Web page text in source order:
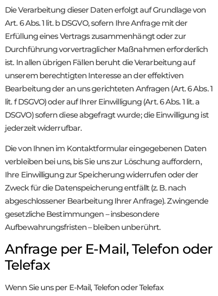
Die Verarbeitung dieser Daten erfolgt auf Grundlage von
Art. 6 Abs. 1 lit. b DSGVO, sofern Ihre Anfrage mit der
Erfüllung eines Vertrags zusammenhängt oder zur
Durchführung vorvertraglicher Maßnahmen erforderlich
ist. In allen übrigen Fällen beruht die Verarbeitung auf
unserem berechtigten Interesse an der effektiven
Bearbeitung der an uns gerichteten Anfragen (Art. 6 Abs. 1
lit. f DSGVO) oder auf Ihrer Einwilligung (Art. 6 Abs. 1 lit. a
DSGVO) sofern diese abgefragt wurde; die Einwilligung ist
jederzeit widerrufbar.
Die von Ihnen im Kontaktformular eingegebenen Daten
verbleiben bei uns, bis Sie uns zur Löschung auffordern,
Ihre Einwilligung zur Speicherung widerrufen oder der
Zweck für die Datenspeicherung entfällt (z. B. nach
abgeschlossener Bearbeitung Ihrer Anfrage). Zwingende
gesetzliche Bestimmungen – insbesondere
Aufbewahrungsfristen – bleiben unberührt.
Anfrage per E-Mail, Telefon oder
Telefax
Wenn Sie uns per E-Mail, Telefon oder Telefax